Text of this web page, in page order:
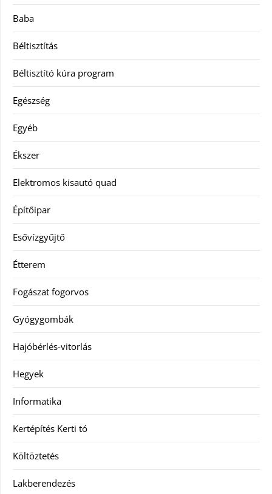
Baba
Béltisztítás
Béltisztító kúra program
Egészség
Egyéb
Ékszer
Elektromos kisautó quad
Építőipar
Esővízgyűjtő
Étterem
Fogászat fogorvos
Gyógygombák
Hajóbérlés-vitorlás
Hegyek
Informatika
Kertépítés Kerti tó
Költöztetés
Lakberendezés